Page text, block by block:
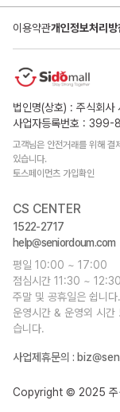
이용약관개인정보처리방
법인명(상호) : 주식회사
사업자등록번호 :
고객님은 안전거래를 위해 결
있습니다.
토스페이먼츠 가입확인
CS CENTER
1522-2717
help@seniordoum.com
평일 10:00 ~ 17:00
점심시간 11:30 ~ 12:30
주말 및 공휴일은 쉽니다.
운영시간 & 운영외 시간
습니다.
사업제휴문의 :
Copyright © 2025 주